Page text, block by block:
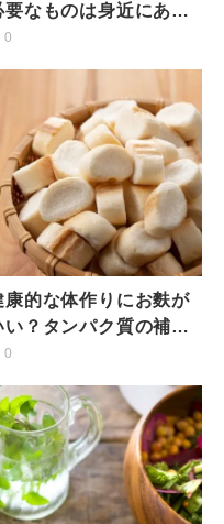
要なものは身近にあ
？管理栄養士がお勧め
0
康的な体作りにお麩が
い？タンパク質の補給
「お麩」が◎な理由と
方
0